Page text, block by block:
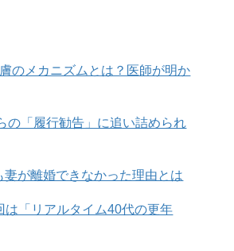
55,000円、’RING（右手）’47,300円、’RING（左手）’
392,700円、’TROUSERS’ 277,200円、’BAG’ 341,000円
のメカニズムとは？医師が明か
の「履行勧告」に追い詰められ
が離婚できなかった理由とは
は「リアルタイム40代の更年